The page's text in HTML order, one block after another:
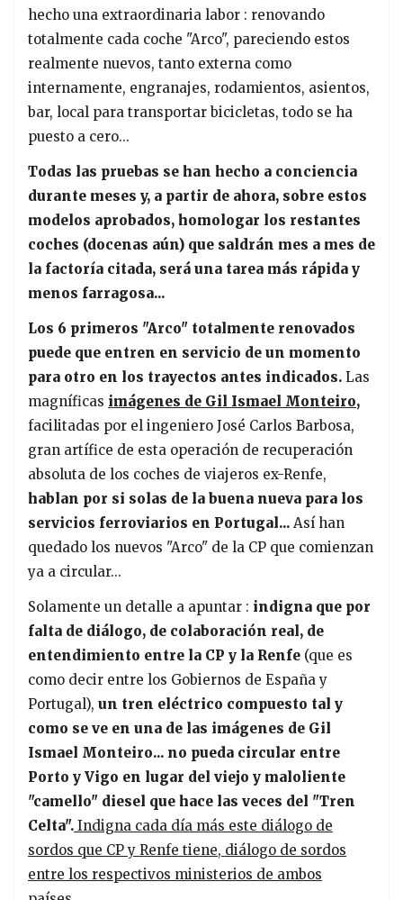
hecho una extraordinaria labor : renovando
totalmente cada coche "Arco", pareciendo estos
realmente nuevos, tanto externa como
internamente, engranajes, rodamientos, asientos,
bar, local para transportar bicicletas, todo se ha
puesto a cero...
Todas las pruebas se han hecho a conciencia
durante meses y, a partir de ahora, sobre estos
modelos aprobados, homologar los restantes
coches (docenas aún) que saldrán mes a mes de
la factoría citada, será una tarea más rápida y
menos farragosa...
Los 6 primeros "Arco" totalmente renovados
puede que entren en servicio de un momento
para otro en los trayectos antes indicados. Las
magníficas imágenes de Gil Ismael Monteiro,
facilitadas por el ingeniero José Carlos Barbosa,
gran artífice de esta operación de recuperación
absoluta de los coches de viajeros ex-Renfe,
hablan por si solas de la buena nueva para los
servicios ferroviarios en Portugal... Así han
quedado los nuevos "Arco" de la CP que comienzan
ya a circular...
Solamente un detalle a apuntar : indigna que por
falta de diálogo, de colaboración real, de
entendimiento entre la CP y la Renfe (que es
como decir entre los Gobiernos de España y
Portugal), un tren eléctrico compuesto tal y
como se ve en una de las imágenes de Gil
Ismael Monteiro... no pueda circular entre
Porto y Vigo en lugar del viejo y maloliente
"camello" diesel que hace las veces del "Tren
Celta". Indigna cada día más este diálogo de
sordos que CP y Renfe tiene, diálogo de sordos
entre los respectivos ministerios de ambos